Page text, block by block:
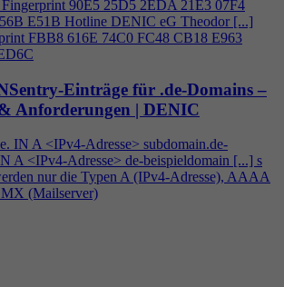
90E5 25D5 2EDA 21E3 07F4
E51B Hotline DENIC eG Theodor [...]
FBB8 616E 74C0 FC48 CB18 E963
Einträge für .de-Domains –
Anforderungen | DENIC
IN A <IPv4-Adresse> subdomain.de-
A <IPv4-Adresse> de-beispieldomain [...] s
nur die Typen A (IPv4-Adresse), AAAA
(Mailserver)